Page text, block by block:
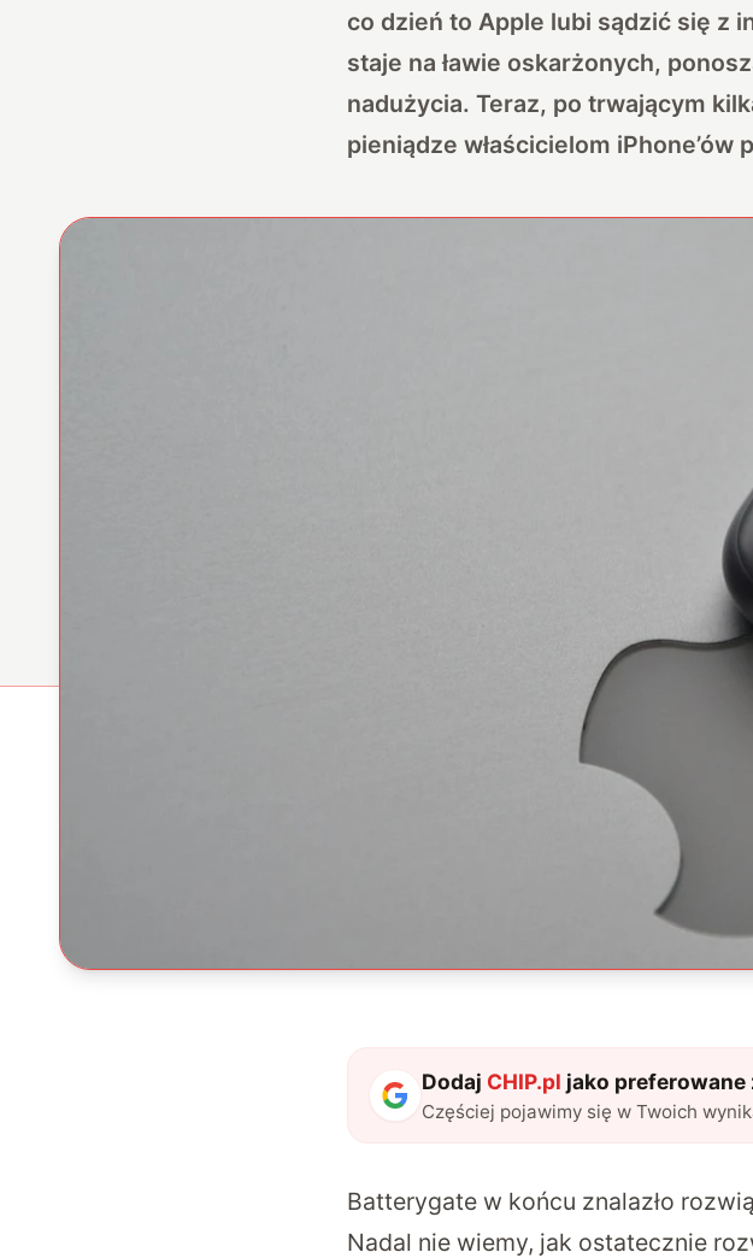
co dzień to Apple lubi sądzić się z
staje na ławie oskarżonych,
nadużycia. Teraz, po trwającym
pieniądze właścicielom
Dodaj CHIP.pl jako preferowane
Częściej pojawimy się w Twoich
Batterygate w końcu znalazło
Nadal nie wiemy, jak ostatecznie